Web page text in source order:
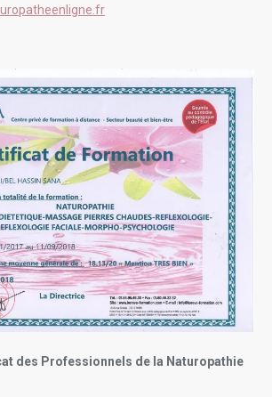
des Professionnels de la Naturopathie